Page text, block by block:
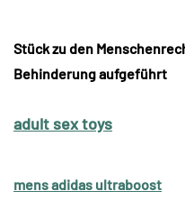
Stück zu den
Behinderung aufgeführt
adult sex toys
mens adidas ultraboost